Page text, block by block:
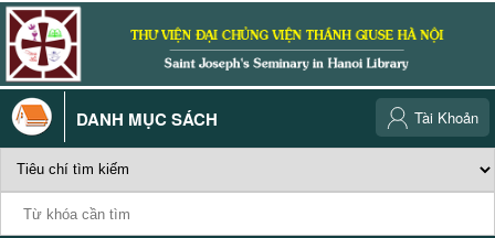
DANH MỤC SÁCH Tài Khoản